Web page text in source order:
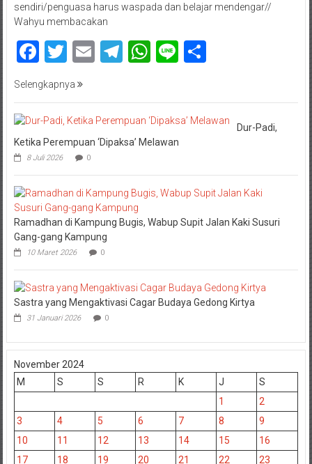
sendiri/penguasa harus waspada dan belajar mendengar//
Wahyu membacakan
Facebook
Twitter
EmailTelegram
WhatsApp
LineShare
Selengkapnya
Dur-Padi,
Ketika Perempuan ‘Dipaksa’ Melawan
8 Juli 2026 0
Ramadhan di Kampung Bugis, Wabup Supit Jalan Kaki Susuri
Gang-gang Kampung
10 Maret 2026 0
Sastra yang Mengaktivasi Cagar Budaya Gedong Kirtya
31 Januari 2026 0
November 2024
M
S S R K J
S
1
2
3
4 5 6 7 8
9
10
11 12 13 14 15
16
17
18 19 20 21 22 23